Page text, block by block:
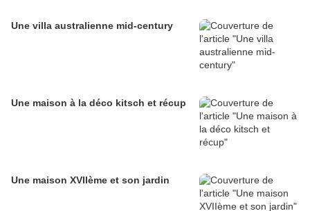
Une villa australienne mid-century
Une maison à la déco kitsch et récup
Une maison XVIIème et son jardin